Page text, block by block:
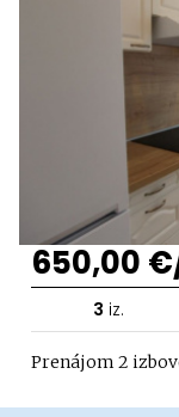
650,00
3 iz.
Prenájom 2